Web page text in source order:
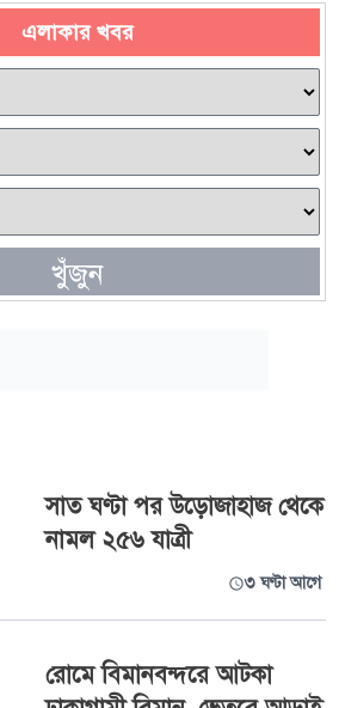
এলাকার খবর
খুঁজুন
সাত ঘণ্টা পর উড়োজাহাজ থেকে
নামল ২৫৬ যাত্রী
৩ ঘণ্টা আগে
রোমে বিমানবন্দরে আটকা